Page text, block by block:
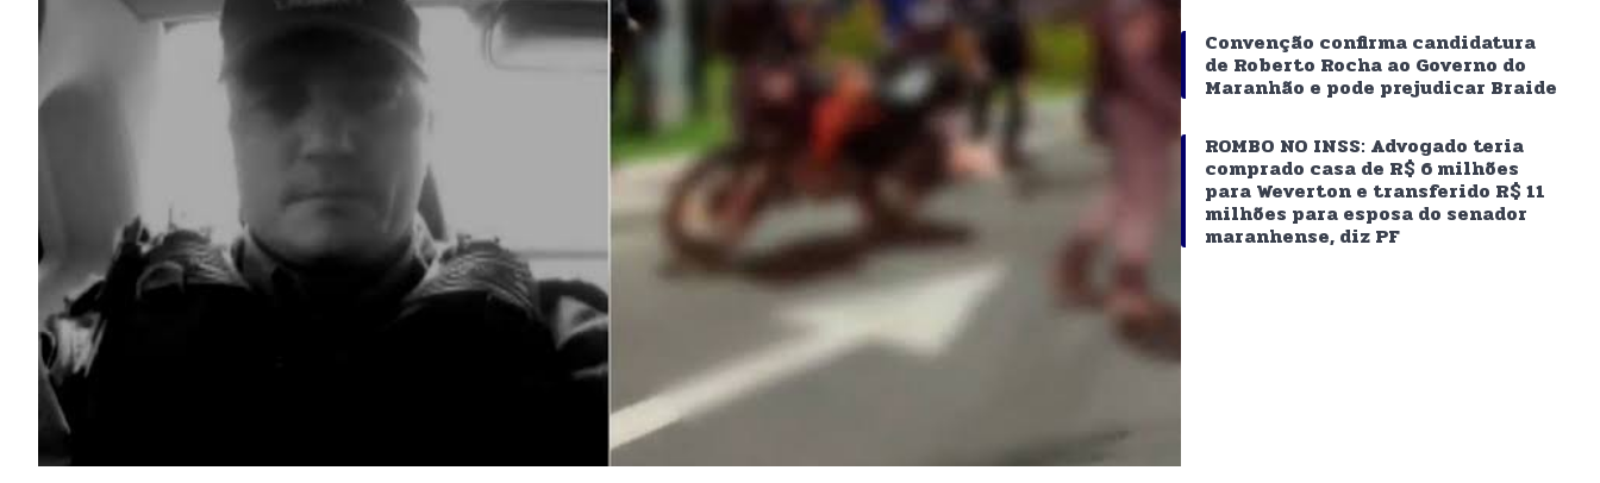
Convenção confirma candidatura
de Roberto Rocha ao Governo do
Maranhão e pode prejudicar Braide
ROMBO NO INSS: Advogado teria
comprado casa de R$ 6 milhões
para Weverton e transferido R$ 11
milhões para esposa do senador
maranhense, diz PF